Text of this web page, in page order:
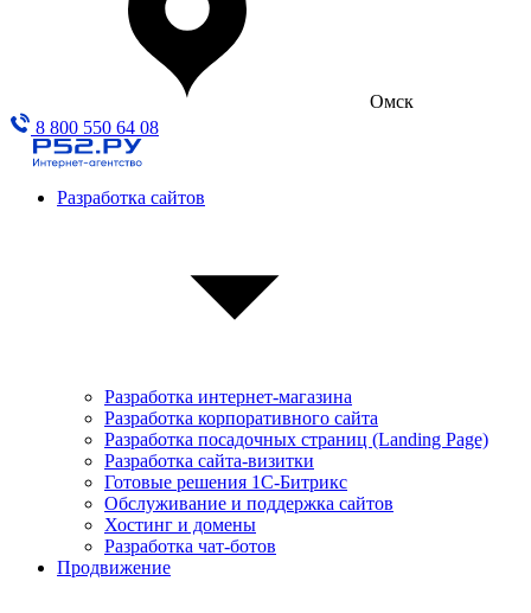
Омск
8 800 550 64 08
Разработка сайтов
Разработка интернет-магазина
Разработка корпоративного сайта
Разработка посадочных страниц (Landing Page)
Разработка сайта-визитки
Готовые решения 1С-Битрикс
Обслуживание и поддержка сайтов
Хостинг и домены
Разработка чат-ботов
Продвижение